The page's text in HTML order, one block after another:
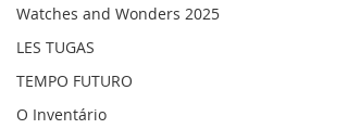
Watches and Wonders 2025
LES TUGAS
TEMPO FUTURO
O Inventário